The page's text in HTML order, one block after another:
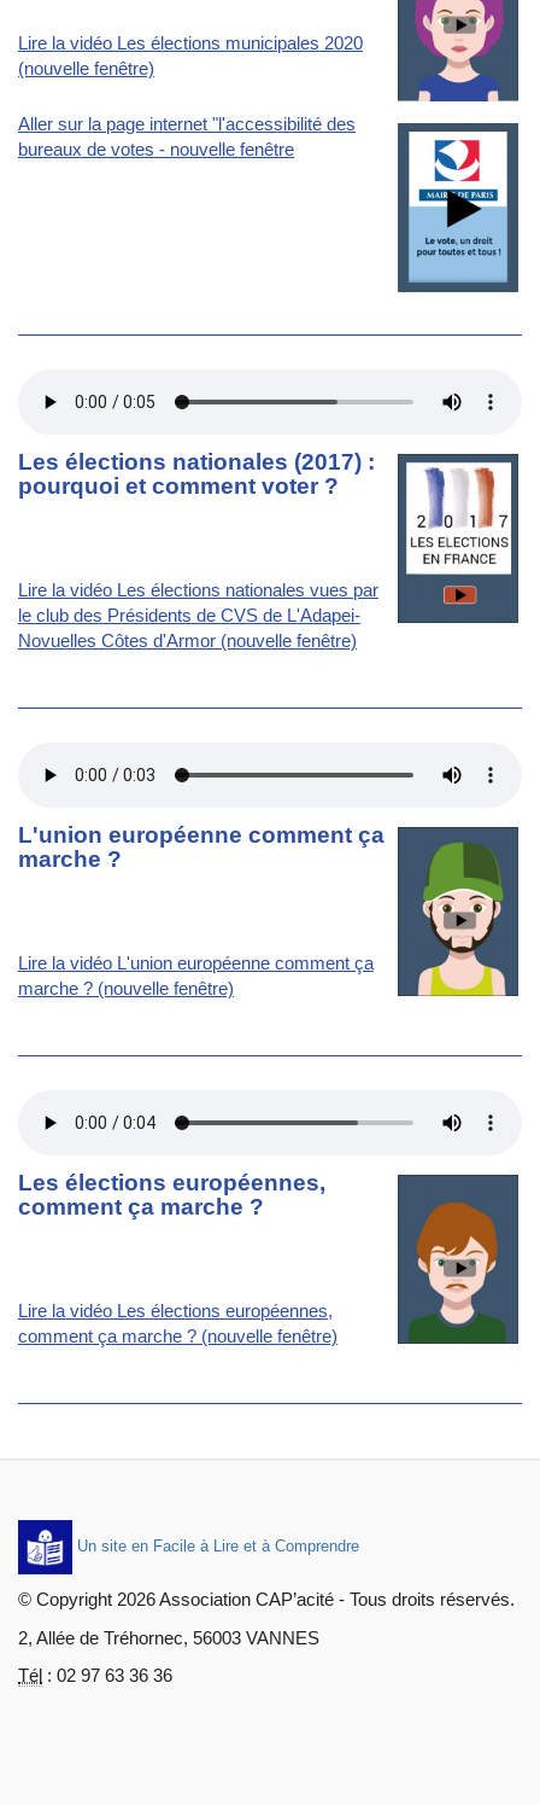
Lire la vidéo Les élections municipales 2020
(nouvelle fenêtre)
Aller sur la page internet "l'accessibilité des
bureaux de votes - nouvelle fenêtre
Les élections nationales (2017) :
pourquoi et comment voter ?
Lire la vidéo Les élections nationales vues par
le club des Présidents de CVS de L'Adapei-
Novuelles Côtes d'Armor (nouvelle fenêtre)
L'union européenne comment ça
marche ?
Lire la vidéo L'union européenne comment ça
marche ? (nouvelle fenêtre)
Les élections européennes,
comment ça marche ?
Lire la vidéo Les élections européennes,
comment ça marche ? (nouvelle fenêtre)
Un site en Facile à Lire et à Comprendre
© Copyright 2026Association CAP’acité - Tous droits réservés.
2, Allée de Tréhornec, 56003 VANNES
Tél : 02 97 63 36 36